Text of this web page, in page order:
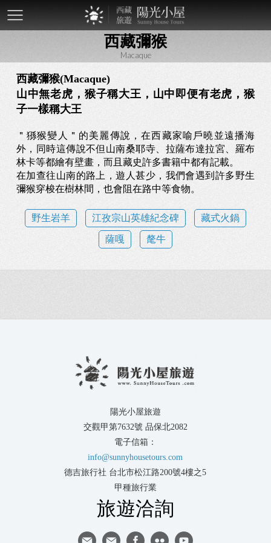
西藏彌猴
Macaque
西藏彌猴(Macaque)
山中無老虎，猴子稱大王，山中即便有老虎，猴
子一樣稱大王
＂猻猴變人＂的美麗傳說，在西藏家喻戶曉並遠播海
外，同時這傳說不但山南桑耶寺、拉薩布達拉宮、羅布
林卡等都繪有壁畫，而且藏史許多書籍中都有記載。
在加查往山南的路上，遊人甚少，我們會遇到許多野生
彌猴穿梭在樹林間，也會阻在路中等食物。
野生岩羊 江孜宗山英雄紀念碑 藏式火鍋
薩嘎 氂牛
陽光小屋旅遊
交觀甲第7632號 品保北2082
電子信箱：
info@sunnyhousetours.com
德吉旅行社 台北市松江路200號4樓之5
甲種旅行業
旅遊洽詢